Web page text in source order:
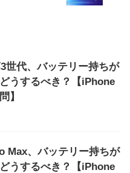
世代、バッテリー持ちが
うするべき？【iPhone
】
Max、バッテリー持ちが
うするべき？【iPhone